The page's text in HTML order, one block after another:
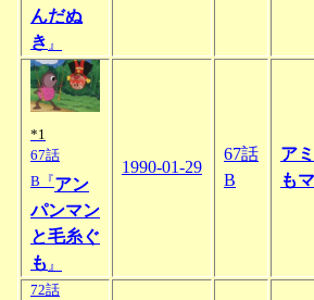
んだぬ
き 』
*1
67話
B『アン
パンマン
と毛糸ぐ
も 』
1990-01-29
67話
B
ア
も
72話